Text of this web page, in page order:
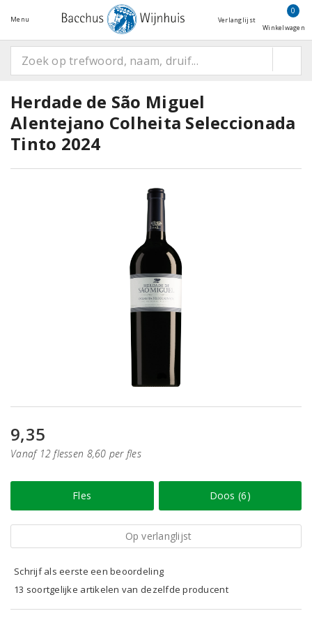
Menu Verlanglijst
0
Winkelwagen
Herdade de São Miguel
Alentejano Colheita Seleccionada
Tinto 2024
9,35
Vanaf 12 flessen 8,60 per fles
Fles Doos (6)
Op verlanglijst
Schrijf als eerste een beoordeling
13 soortgelijke artikelen van dezelfde producent